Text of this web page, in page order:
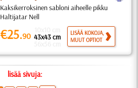
Kaksikerroksinen sabloni aiheelle pikku
Haltijatar Nell
€25.90 43x43 cm
LISÄÄ KOKOJA,
MUUT OPTIOT
lisää sivuja: